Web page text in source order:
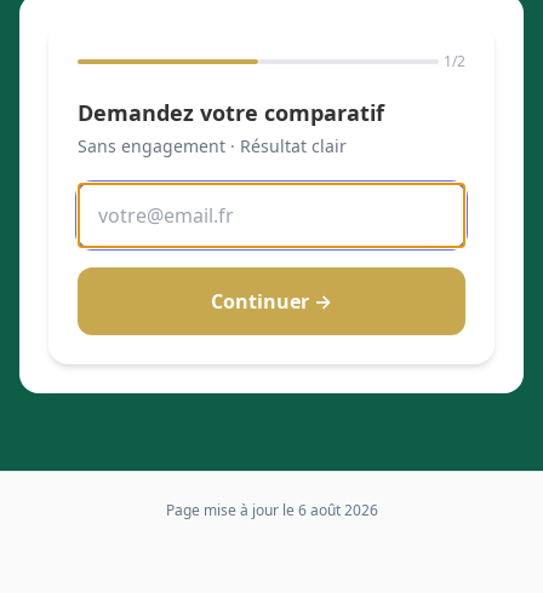
1/2
Demandez votre comparatif
Sans engagement · Résultat clair
Continuer →
Page mise à jour le 6 août 2026